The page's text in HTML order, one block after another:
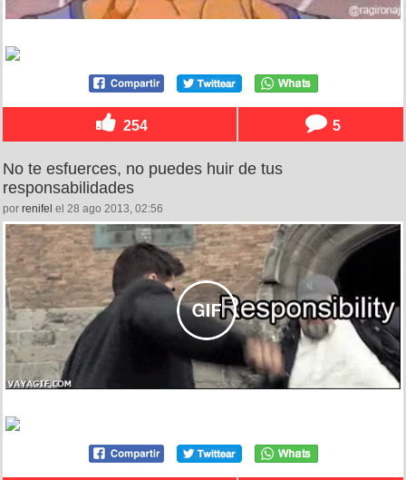
254 5
No te esfuerces, no puedes huir de tus
responsabilidades
por renifel el 28 ago 2013, 02:56